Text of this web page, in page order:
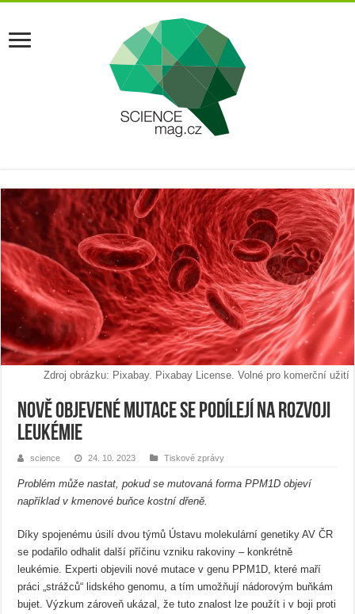
Zdroj obrázku: Pixabay. Pixabay License. Volné pro komerční užití
Nově objevené mutace se podílejí na rozvoji
leukémie
science 24. 10. 2023 Tiskové zprávy
Problém může nastat, pokud se mutovaná forma PPM1D objeví
například v kmenové buňce kostní dřeně.
Díky spojenému úsilí dvou týmů Ústavu molekulární genetiky AV ČR
se podařilo odhalit další příčinu vzniku rakoviny – konkrétně
leukémie. Experti objevili nové mutace v genu PPM1D, které maří
práci „strážců“ lidského genomu, a tím umožňují nádorovým buňkám
bujet. Výzkum zároveň ukázal, že tuto znalost lze použít i v boji proti